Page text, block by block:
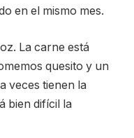
en el mismo mes.
La carne está
quesito y un
veces tienen la
bien difícil la